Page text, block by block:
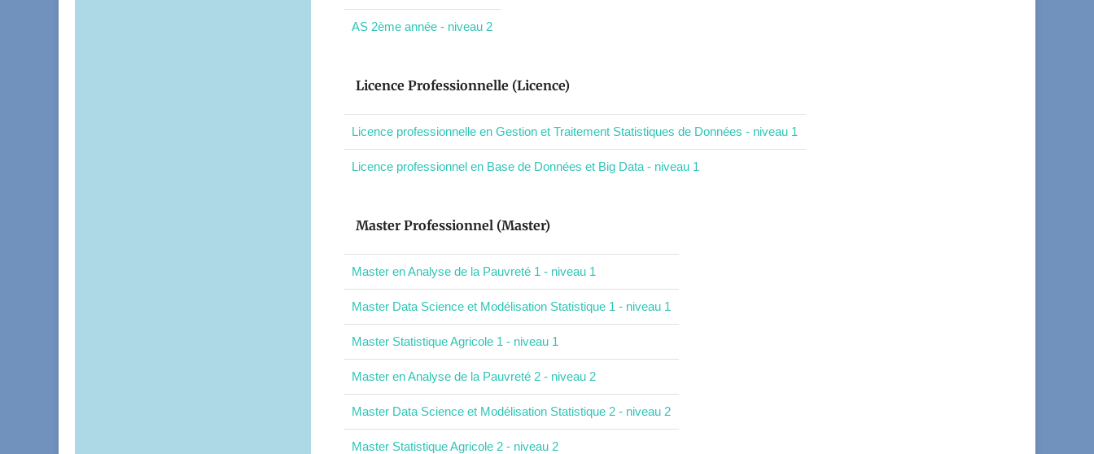
AS 2ème année - niveau 2
Licence Professionnelle (Licence)
Licence professionnelle en Gestion et Traitement Statistiques de Données - niveau 1
Licence professionnel en Base de Données et Big Data - niveau 1
Master Professionnel (Master)
Master en Analyse de la Pauvreté 1 - niveau 1
Master Data Science et Modélisation Statistique 1 - niveau 1
Master Statistique Agricole 1 - niveau 1
Master en Analyse de la Pauvreté 2 - niveau 2
Master Data Science et Modélisation Statistique 2 - niveau 2
Master Statistique Agricole 2 - niveau 2